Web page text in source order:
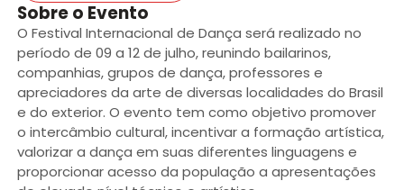
Sobre o Evento
O Festival Internacional de Dança será realizado no
período de 09 a 12 de julho, reunindo bailarinos,
companhias, grupos de dança, professores e
apreciadores da arte de diversas localidades do Brasil
e do exterior. O evento tem como objetivo promover
o intercâmbio cultural, incentivar a formação artística,
valorizar a dança em suas diferentes linguagens e
proporcionar acesso da população a apresentações